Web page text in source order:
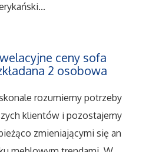
Medyczny
Internetowe
ceny sofa
2 osobowa
rozumiemy potrzeby
klientów i pozostajemy
zmieniającymi się an